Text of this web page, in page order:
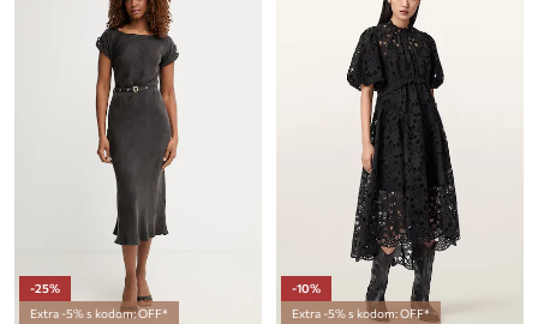
-25%
Extra -5% s kodom: OFF*
-10%
Extra -5% s kodom: OFF*